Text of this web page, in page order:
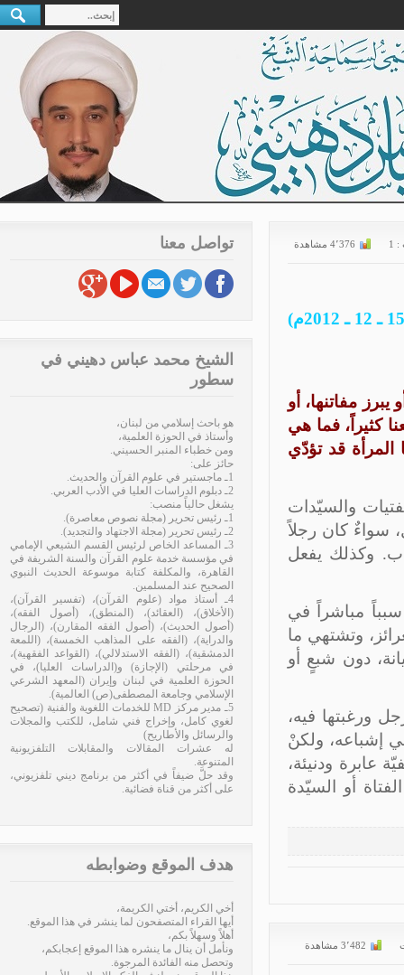
4٬376 مشاهدة
مفاتنها، أو
كثيراً، فما هي
قد تؤدّي
والسيّدات
سواءٌ كان رجلاً
وكذلك يفعل
مباشراً في
وتشتهي ما
دون شبعٍ أو
ورغبتها فيه،
إشباعه، ولكنْ
ودنيئة،
أو السيّدة
3٬482 مشاهدة
تواصل معنا
الشيخ محمد عباس دهيني في
سطور
هو باحث إسلامي من لبنان،
وأستاذ في الحوزة العلمية،
ومن خطباء المنبر الحسيني.
حائز على:
يشغل حالياً منصب:
3ـ المساعد الخاص لرئيس القسم الشيعي الإمامي
في مؤسسة خدمة علوم القرآن والسنة الشريفة في
القاهرة، والمكلفة كتابة موسوعة الحديث النبوي
الصحيح عند المسلمين.
4ـ أستاذ مواد (علوم القرآن)، (تفسير القرآن)،
(الأخلاق)، (العقائد)، (المنطق)، (أصول الفقه)،
(أصول الحديث)، (أصول الفقه المقارن)، (الرجال
والدراية)، (الفقه على المذاهب الخمسة)، (اللمعة
الدمشقية)، (الفقه الاستدلالي)، (القواعد الفقهية)،
في مرحلتي (الإجازة) و(الدراسات العليا)، في
الحوزة العلمية في لبنان وإيران (المعهد الشرعي
الإسلامي وجامعة المصطفى(ص) العالمية).
5ـ مدير مركز MD للخدمات اللغوية والفنية (تصحيح
لغوي كامل، وإخراج فني شامل، للكتب والمجلات
والرسائل والأطاريح)
له عشرات المقالات والمقابلات التلفزيونية
المتنوعة.
وقد حلَّ ضيفاً في أكثر من برنامج ديني تلفزيوني،
على أكثر من قناة فضائية.
هدف الموقع وضوابطه
أخي الكريم، أختي الكريمة،
أيها القراء المتصفحون لما ينشر في هذا الموقع.
أهلاً وسهلاً بكم،
ونأمل أن ينال ما ينشره هذا الموقع إعجابكم،
وتحصل منه الفائدة المرجوة.